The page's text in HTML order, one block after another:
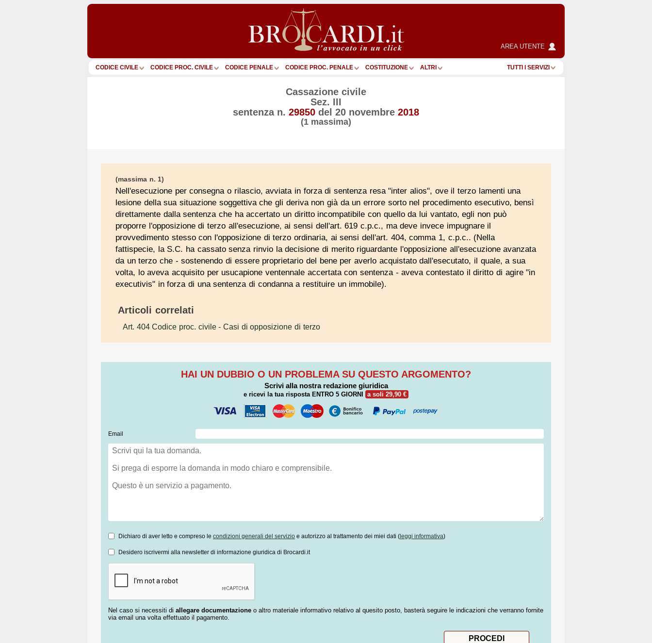
AREA UTENTE
CODICE CIVILE CODICE PROC. CIVILE CODICE PENALE CODICE PROC. PENALE COSTITUZIONE ALTRI TUTTI I SERVIZI
Cassazione civile
Sez. III
sentenza n. 29850 del 20 novembre 2018
(1 massima)
(massima n. 1)
Nell'esecuzione per consegna o rilascio, avviata in forza di sentenza resa "inter alios", ove il terzo lamenti una
lesione della sua situazione soggettiva che gli deriva non già da un errore sorto nel procedimento esecutivo, bensì
direttamente dalla sentenza che ha accertato un diritto incompatibile con quello da lui vantato, egli non può
proporre l'opposizione di terzo all'esecuzione, ai sensi dell'art. 619 c.p.c., ma deve invece impugnare il
provvedimento stesso con l'opposizione di terzo ordinaria, ai sensi dell'art. 404, comma 1, c.p.c.. (Nella
fattispecie, la S.C. ha cassato senza rinvio la decisione di merito riguardante l'opposizione all'esecuzione avanzata
da un terzo che - sostenendo di essere proprietario del bene per averlo acquistato dall'esecutato, il quale, a sua
volta, lo aveva acquisito per usucapione ventennale accertata con sentenza - aveva contestato il diritto di agire "in
executivis" in forza di una sentenza di condanna a restituire un immobile).
Articoli correlati
Art. 404 Codice proc. civile- Casi di opposizione di terzo
HAI UN DUBBIO O UN PROBLEMA SU QUESTO ARGOMENTO?
Scrivi alla nostra redazione giuridica
e ricevi la tua risposta ENTRO 5 GIORNI a soli 29,90 €
Email
Dichiaro di aver letto e compreso le condizioni generali del servizio e autorizzo al trattamento dei miei dati ( leggi informativa)
Desidero iscrivermi alla newsletter di informazione giuridica di Brocardi.it
Nel caso si necessiti di allegare documentazione o altro materiale informativo relativo al quesito posto, basterà seguire le indicazioni che verranno fornite
via email una volta effettuato il pagamento.